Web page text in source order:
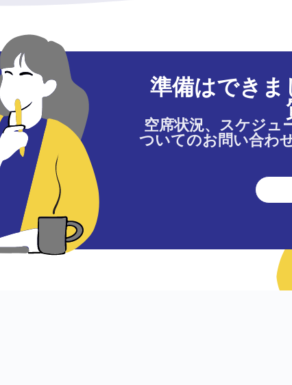
準備はできま
空席状況、スケジュ
ついてのお問い合わ